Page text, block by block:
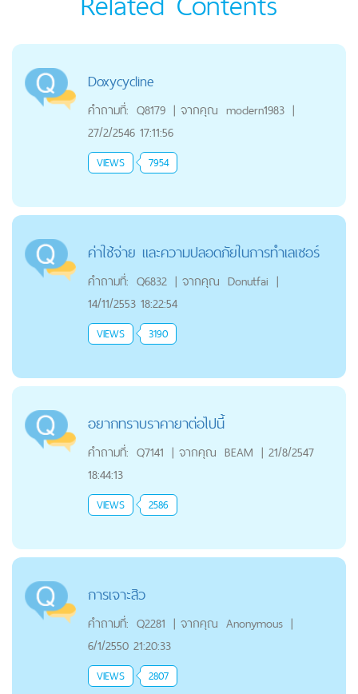
Doxycycline
คำถามที่: Q8179 | จากคุณ modern1983 |
27/2/2546 17:11:56
VIEWS 7954
ค่าใช้จ่าย และความปลอดภัยในการทำเลเซอร์
คำถามที่: Q6832 | จากคุณ Donutfai |
14/11/2553 18:22:54
VIEWS 3190
อยากทราบราคายาต่อไปนี้
คำถามที่: Q7141 | จากคุณ BEAM | 21/8/2547
18:44:13
VIEWS 2586
การเจาะสิว
คำถามที่: Q2281 | จากคุณ Anonymous |
6/1/2550 21:20:33
VIEWS 2807